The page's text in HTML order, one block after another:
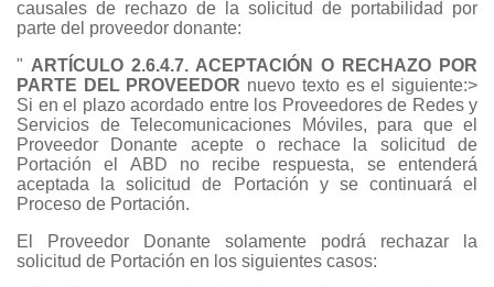
causales de rechazo de la solicitud de portabilidad por
parte del proveedor donante:
" ARTÍCULO 2.6.4.7. ACEPTACIÓN O RECHAZO POR
PARTE DEL PROVEEDOR nuevo texto es el siguiente:>
Si en el plazo acordado entre los Proveedores de Redes y
Servicios de Telecomunicaciones Móviles, para que el
Proveedor Donante acepte o rechace la solicitud de
Portación el ABD no recibe respuesta, se entenderá
aceptada la solicitud de Portación y se continuará el
Proceso de Portación.
El Proveedor Donante solamente podrá rechazar la
solicitud de Portación en los siguientes casos: